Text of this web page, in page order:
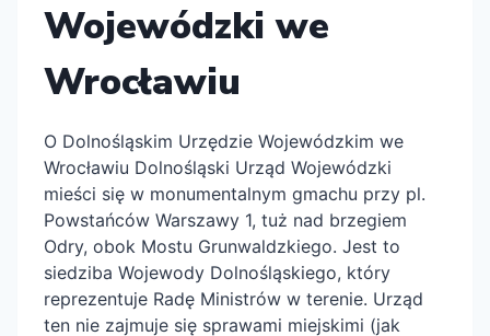
Wojewódzki we
Wrocławiu
O Dolnośląskim Urzędzie Wojewódzkim we
Wrocławiu Dolnośląski Urząd Wojewódzki
mieści się w monumentalnym gmachu przy pl.
Powstańców Warszawy 1, tuż nad brzegiem
Odry, obok Mostu Grunwaldzkiego. Jest to
siedziba Wojewody Dolnośląskiego, który
reprezentuje Radę Ministrów w terenie. Urząd
ten nie zajmuje się sprawami miejskimi (jak